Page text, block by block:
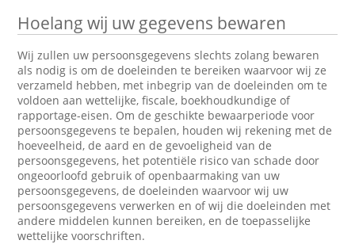
Hoelang wij uw gegevens bewaren
Wij zullen uw persoonsgegevens slechts zolang bewaren
als nodig is om de doeleinden te bereiken waarvoor wij ze
verzameld hebben, met inbegrip van de doeleinden om te
voldoen aan wettelijke, fiscale, boekhoudkundige of
rapportage-eisen. Om de geschikte bewaarperiode voor
persoonsgegevens te bepalen, houden wij rekening met de
hoeveelheid, de aard en de gevoeligheid van de
persoonsgegevens, het potentiële risico van schade door
ongeoorloofd gebruik of openbaarmaking van uw
persoonsgegevens, de doeleinden waarvoor wij uw
persoonsgegevens verwerken en of wij die doeleinden met
andere middelen kunnen bereiken, en de toepasselijke
wettelijke voorschriften.